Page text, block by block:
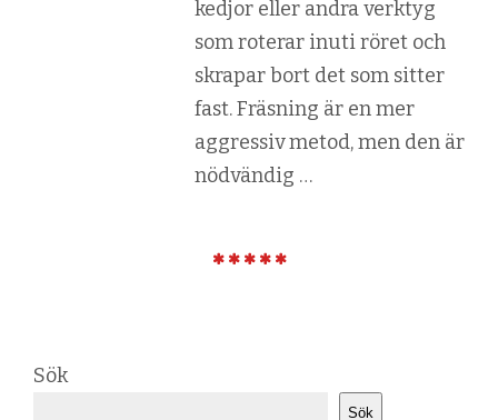
kedjor eller andra verktyg
som roterar inuti röret och
skrapar bort det som sitter
fast. Fräsning är en mer
aggressiv metod, men den är
nödvändig …
Sök
Sök